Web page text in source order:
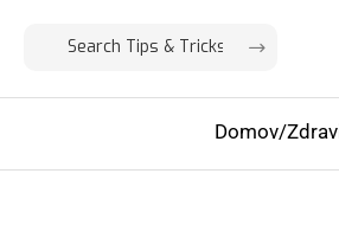
Domov/